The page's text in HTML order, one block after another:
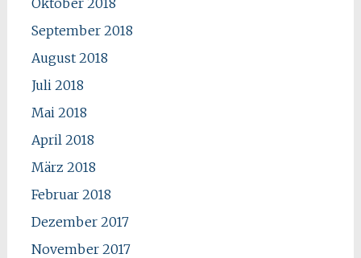
September 2018
August 2018
Juli 2018
Mai 2018
April 2018
März 2018
Februar 2018
Dezember 2017
November 2017